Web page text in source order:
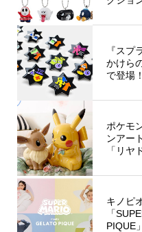
『スプ
かけら
で登場
ポケモ
ンアー
「リヤ
キノピ
「
PIQUE